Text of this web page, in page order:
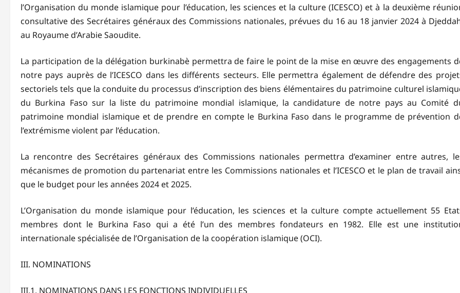
l’Organisation du monde islamique pour l’éducation, les sciences et la culture (ICESCO) et à la deuxième
consultative des Secrétaires généraux des Commissions nationales, prévues du 16 au 18 janvier 2024 à
au Royaume d’Arabie Saoudite.
La participation de la délégation burkinabè permettra de faire le point de la mise en œuvre des engagements
notre pays auprès de l’ICESCO dans les différents secteurs. Elle permettra également de défendre des
sectoriels tels que la conduite du processus d’inscription des biens élémentaires du patrimoine culturel
du Burkina Faso sur la liste du patrimoine mondial islamique, la candidature de notre pays au Comité
patrimoine mondial islamique et de prendre en compte le Burkina Faso dans le programme de prévention
l’extrémisme violent par l’éducation.
La rencontre des Secrétaires généraux des Commissions nationales permettra d’examiner entre autres,
mécanismes de promotion du partenariat entre les Commissions nationales et l’ICESCO et le plan de travail
que le budget pour les années 2024 et 2025.
L’Organisation du monde islamique pour l’éducation, les sciences et la culture compte actuellement 55
membres dont le Burkina Faso qui a été l’un des membres fondateurs en 1982. Elle est une
internationale spécialisée de l’Organisation de la coopération islamique (OCI).
III. NOMINATIONS
III.1. NOMINATIONS DANS LES FONCTIONS INDIVIDUELLES